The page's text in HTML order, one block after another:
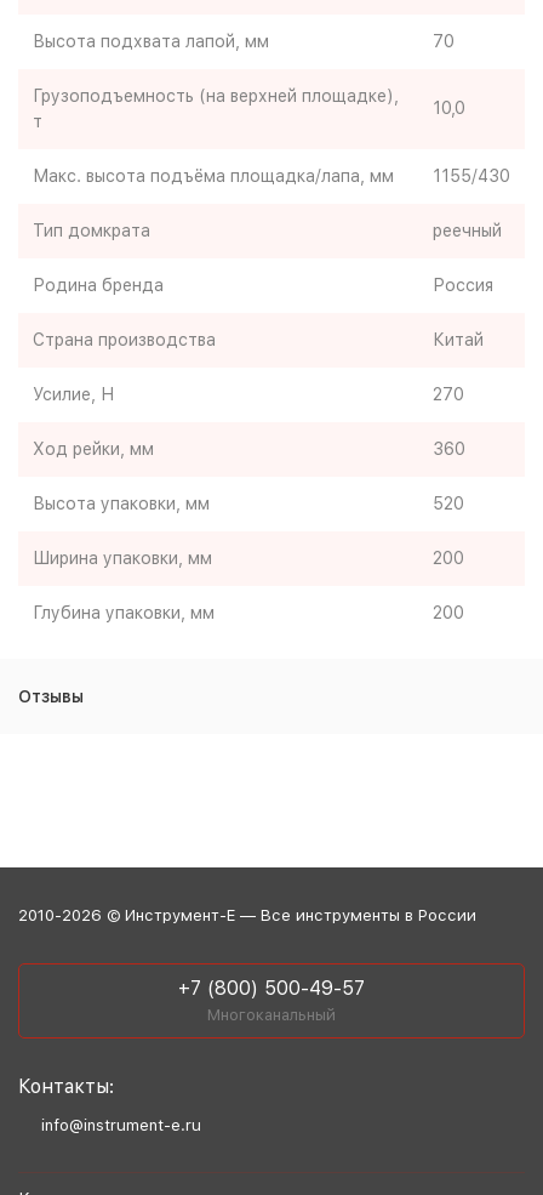
Высота подхвата лапой, мм 70
Грузоподъемность (на верхней площадке),
т
10,0
Макс. высота подъёма площадка/лапа, мм 1155/430
Тип домкрата реечный
Родина бренда Россия
Страна производства Китай
Усилие, Н 270
Ход рейки, мм 360
Высота упаковки, мм 520
Ширина упаковки, мм 200
Глубина упаковки, мм 200
Отзывы
2010-2026 © Инструмент-Е — Все инструменты в России
+7 (800) 500-49-57
Многоканальный
Контакты:
info@instrument-e.ru